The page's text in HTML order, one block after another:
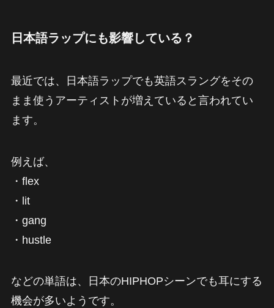
日本語ラップにも影響している？
最近では、日本語ラップでも英語スラングをその
まま使うアーティストが増えていると言われてい
ます。
例えば、
・flex
・lit
・gang
・hustle
などの単語は、日本のHIPHOPシーンでも耳にする
機会が多いようです。